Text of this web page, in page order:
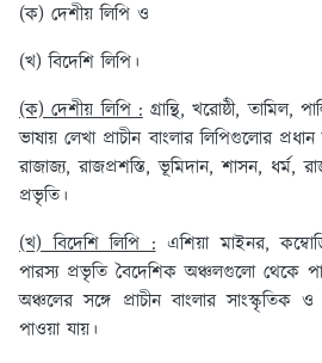
(ক) দেশীয় লিপি ও
(খ) বিদেশি লিপি।
(ক) দেশীয় লিপি :গ্রান্থি, খরোষ্ঠী, তামিল,
ভাষায় লেখা প্রাচীন বাংলার লিপিগুলোর
রাজাজ্য, রাজপ্রশস্তি, ভূমিদান, শাসন, ধর্ম,
প্রভৃতি।
(খ) বিদেশি লিপি :এশিয়া মাইনর,
পারস্য প্রভৃতি বৈদেশিক অঞ্চলগুলো থেকে
অঞ্চলের সঙ্গে প্রাচীন বাংলার সাংস্কৃতিক
পাওয়া যায়।